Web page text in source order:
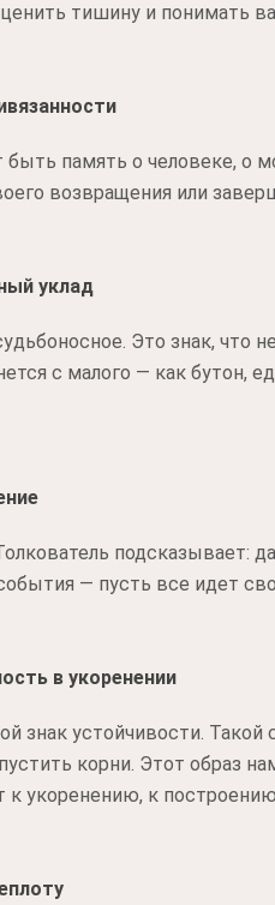
тишину и понимать
память о человеке, о
возвращения или
уклад
Это знак,
с малого — как бутон,
подсказывает:
— пусть все идет
в укоренении
знак устойчивости.
корни. Этот образ
укоренению, к